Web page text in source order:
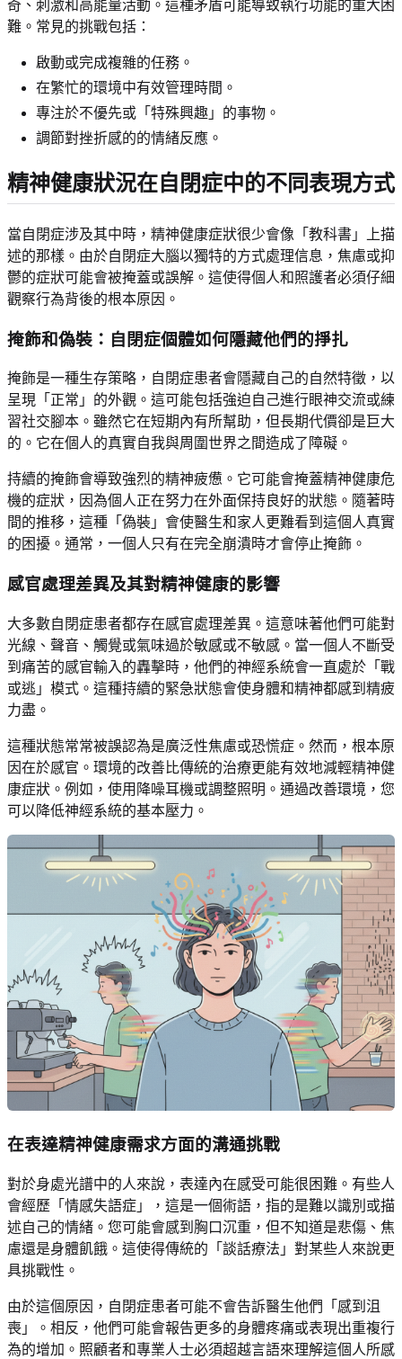
奇、刺激和高能量活動。這種矛盾可能導致執行功能的重大困
難。常見的挑戰包括：
啟動或完成複雜的任務。
在繁忙的環境中有效管理時間。
專注於不優先或「特殊興趣」的事物。
調節對挫折感的的情緒反應。
精神健康狀況在自閉症中的不同表現方式
當自閉症涉及其中時，精神健康症狀很少會像「教科書」上描
述的那樣。由於自閉症大腦以獨特的方式處理信息，焦慮或抑
鬱的症狀可能會被掩蓋或誤解。這使得個人和照護者必須仔細
觀察行為背後的根本原因。
掩飾和偽裝：自閉症個體如何隱藏他們的掙扎
掩飾是一種生存策略，自閉症患者會隱藏自己的自然特徵，以
呈現「正常」的外觀。這可能包括強迫自己進行眼神交流或練
習社交腳本。雖然它在短期內有所幫助，但長期代價卻是巨大
的。它在個人的真實自我與周圍世界之間造成了障礙。
持續的掩飾會導致強烈的精神疲憊。它可能會掩蓋精神健康危
機的症狀，因為個人正在努力在外面保持良好的狀態。隨著時
間的推移，這種「偽裝」會使醫生和家人更難看到這個人真實
的困擾。通常，一個人只有在完全崩潰時才會停止掩飾。
感官處理差異及其對精神健康的影響
大多數自閉症患者都存在感官處理差異。這意味著他們可能對
光線、聲音、觸覺或氣味過於敏感或不敏感。當一個人不斷受
到痛苦的感官輸入的轟擊時，他們的神經系統會一直處於「戰
或逃」模式。這種持續的緊急狀態會使身體和精神都感到精疲
力盡。
這種狀態常常被誤認為是廣泛性焦慮或恐慌症。然而，根本原
因在於感官。環境的改善比傳統的治療更能有效地減輕精神健
康症狀。例如，使用降噪耳機或調整照明。通過改善環境，您
可以降低神經系統的基本壓力。
在表達精神健康需求方面的溝通挑戰
對於身處光譜中的人來說，表達內在感受可能很困難。有些人
會經歷「情感失語症」，這是一個術語，指的是難以識別或描
述自己的情緒。您可能會感到胸口沉重，但不知道是悲傷、焦
慮還是身體飢餓。這使得傳統的「談話療法」對某些人來說更
具挑戰性。
由於這個原因，自閉症患者可能不會告訴醫生他們「感到沮
喪」。相反，他們可能會報告更多的身體疼痛或表現出重複行
為的增加。照顧者和專業人士必須超越言語來理解這個人所感